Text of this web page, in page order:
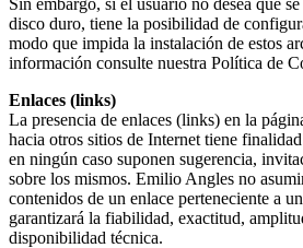
Sin embargo, si el usuario no desea que
disco duro, tiene la posibilidad de
modo que impida la instalación de estos
información consulte nuestra Política de
Enlaces (links)
La presencia de enlaces (links) en la
hacia otros sitios de Internet tiene
en ningún caso suponen sugerencia,
sobre los mismos. Emilio Angles no
contenidos de un enlace perteneciente a
garantizará la fiabilidad, exactitud,
disponibilidad técnica.